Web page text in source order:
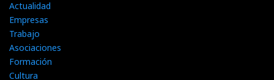
Actualidad
Empresas
Trabajo
Asociaciones
Formación
Cultura